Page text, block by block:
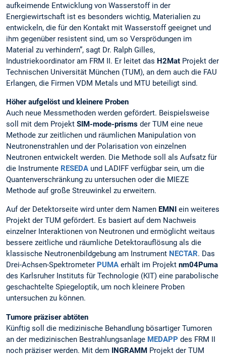
aufkeimende Entwicklung von Wasserstoff in der
Energiewirtschaft ist es besonders wichtig, Materialien zu
entwickeln, die für den Kontakt mit Wasserstoff geeignet und
ihm gegenüber resistent sind, um so Versprödungen im
Material zu verhindern”, sagt Dr. Ralph Gilles,
Industriekoordinator am FRM II. Er leitet das H2Mat Projekt der
Technischen Universität München (TUM), an dem auch die FAU
Erlangen, die Firmen VDM Metals und MTU beteiligt sind.
Höher aufgelöst und kleinere Proben
Auch neue Messmethoden werden gefördert. Beispielsweise
soll mit dem Projekt SIM-mode-prisms der TUM eine neue
Methode zur zeitlichen und räumlichen Manipulation von
Neutronenstrahlen und der Polarisation von einzelnen
Neutronen entwickelt werden. Die Methode soll als Aufsatz für
die Instrumente RESEDA und LADIFF verfügbar sein, um die
Quantenverschränkung zu untersuchen oder die MIEZE
Methode auf große Streuwinkel zu erweitern.
Auf der Detektorseite wird unter dem Namen EMNI ein weiteres
Projekt der TUM gefördert. Es basiert auf dem Nachweis
einzelner Interaktionen von Neutronen und ermöglicht weitaus
bessere zeitliche und räumliche Detektorauflösung als die
klassische Neutronenbildgebung am Instrument NECTAR. Das
Drei-Achsen-Spektrometer PUMA erhält im Projekt nm04Puma
des Karlsruher Instituts für Technologie (KIT) eine parabolische
geschachtelte Spiegeloptik, um noch kleinere Proben
untersuchen zu können.
Tumore präziser abtöten
Künftig soll die medizinische Behandlung bösartiger Tumoren
an der medizinischen Bestrahlungsanlage MEDAPP des FRM II
noch präziser werden. Mit dem INGRAMM Projekt der TUM